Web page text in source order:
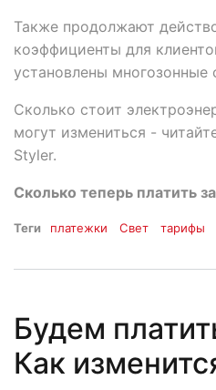
Также продолжают
коэффициенты для
установлены многозонные
Сколько стоит
могут измениться -
Styler.
Сколько теперь платить
Теги платежки Свет тарифы
Будем
Как